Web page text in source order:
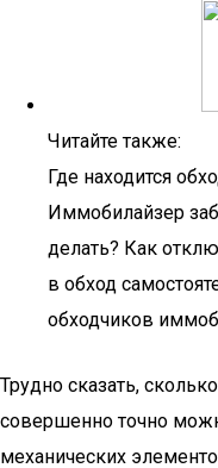
Читайте также:
Где находится
Иммобилайзер
делать? Как
в обход
обходчиков
Трудно сказать,
совершенно точно
механических